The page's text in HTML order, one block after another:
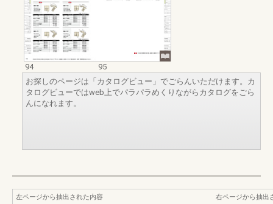
94
95
お探しのページは「カタログビュー」でごらんいただけます。カ
タログビューではweb上でパラパラめくりながらカタログをごら
んになれます。
左ページから抽出された内容
右ページから抽出